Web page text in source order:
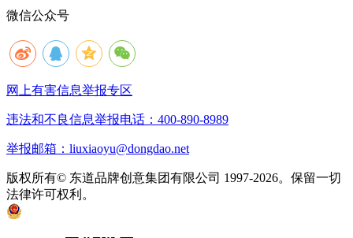
微信公众号
网上有害信息举报专区
违法和不良信息举报电话：400-890-8989
举报邮箱：liuxiaoyu@dongdao.net
版权所有© 东道品牌创意集团有限公司 1997-2026。保留一切
法律许可权利。